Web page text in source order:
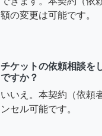
額の変更は可能です。
チケットの依頼相談を
ですか？
いいえ。本契約（依頼
ンセル可能です。